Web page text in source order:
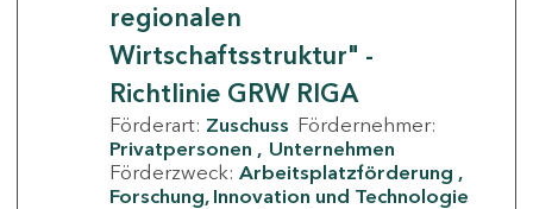
regionalen
Wirtschaftsstruktur" -
Richtlinie GRW RIGA
Förderart: Zuschuss Fördernehmer:
Privatpersonen
Unternehmen
Förderzweck: Arbeitsplatzförderung
Forschung, Innovation und Technologie